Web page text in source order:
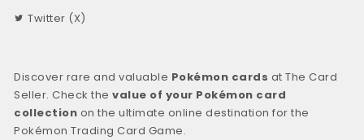
Twitter (X)
Discover rare and valuable Pokémon cards at The Card
Seller. Check thevalue of your Pokémon card
collection on the ultimate online destination for the
Pokémon Trading Card Game.